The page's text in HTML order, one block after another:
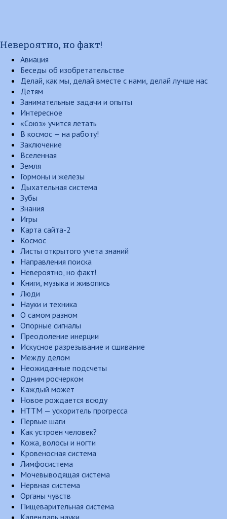
Невероятно, но факт!
Авиация
Беседы об изобретательстве
Делай, как мы, делай вместе с нами, делай лучше нас
Детям
Занимательные задачи и опыты
Интересное
«Союз» учится летать
В космос — на работу!
Заключение
Вселенная
Земля
Гормоны и железы
Дыхательная система
Зубы
Знания
Игры
Карта сайта-2
Космос
Листы открытого учета знаний
Направления поиска
Невероятно, но факт!
Книги, музыка и живопись
Люди
Науки и техника
О самом разном
Опорные сигналы
Преодоление инерции
Искусное разрезывание и сшивание
Между делом
Неожиданные подсчеты
Одним росчерком
Каждый может
Новое рождается всюду
НТТМ — ускоритель прогресса
Первые шаги
Как устроен человек?
Кожа, волосы и ногти
Кровеносная система
Лимфосистема
Мочевыводящая система
Нервная система
Органы чувств
Пищеварительная система
Календарь науки